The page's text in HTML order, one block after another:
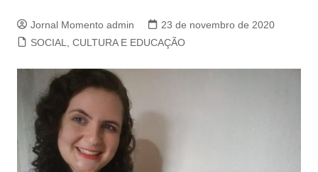
Jornal Momento admin
23 de novembro de 2020
SOCIAL, CULTURA E EDUCAÇÃO